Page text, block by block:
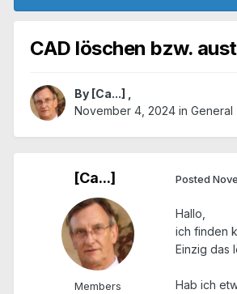
CAD löschen bzw.
By [Ca...]
November 4, 2024 in General
[Ca...]
Members
Posted
Hallo,
ich finden
Einzig das
Hab ich